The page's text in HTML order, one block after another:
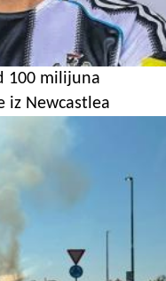
100 milijuna
iz Newcastlea